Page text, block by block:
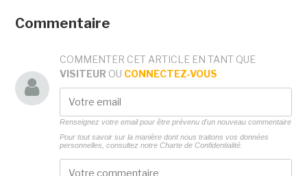
Commentaire
COMMENTER CET ARTICLE EN TANT QUE
VISITEUR OU CONNECTEZ-VOUS
Renseignez votre email pour être prévenu d'un nouveau commentaire
Pour tout savoir sur la manière dont nous traitons vos données
personnelles, consultez notre Charte de Confidentialité.